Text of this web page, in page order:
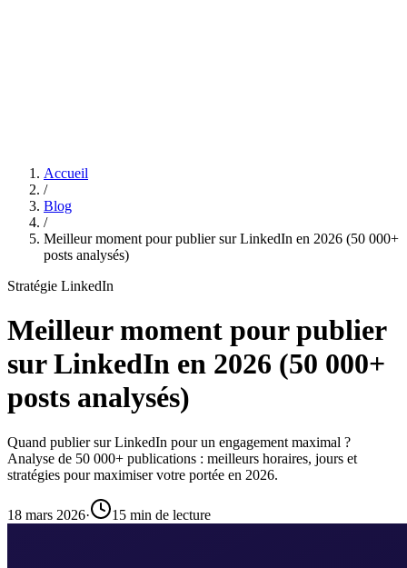
Accueil
/
Blog
/
Meilleur moment pour publier sur LinkedIn en 2026 (50 000+
posts analysés)
Stratégie LinkedIn
Meilleur moment pour publier
sur LinkedIn en 2026 (50 000+
posts analysés)
Quand publier sur LinkedIn pour un engagement maximal ?
Analyse de 50 000+ publications : meilleurs horaires, jours et
stratégies pour maximiser votre portée en 2026.
18 mars 2026· 15 min de lecture